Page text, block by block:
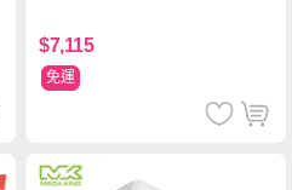
$7,115
免運